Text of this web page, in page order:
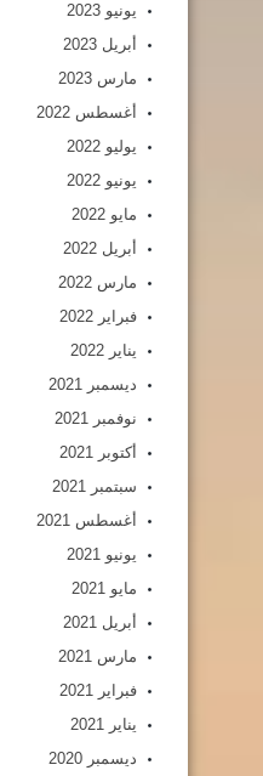
يونيو 2023
أبريل 2023
مارس 2023
أغسطس 2022
يوليو 2022
يونيو 2022
مايو 2022
أبريل 2022
مارس 2022
فبراير 2022
يناير 2022
ديسمبر 2021
نوفمبر 2021
أكتوبر 2021
سبتمبر 2021
أغسطس 2021
يونيو 2021
مايو 2021
أبريل 2021
مارس 2021
فبراير 2021
يناير 2021
ديسمبر 2020